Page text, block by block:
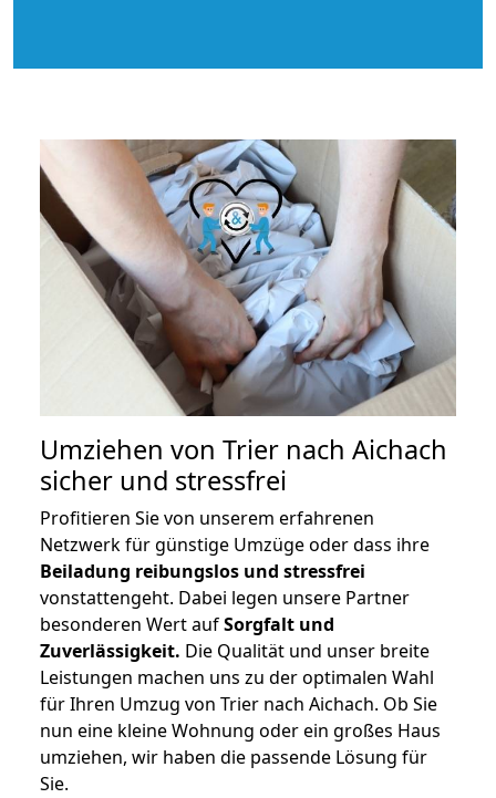
Umziehen von Trier nach Aichach
sicher und stressfrei
Profitieren Sie von unserem erfahrenen
Netzwerk für günstige Umzüge oder dass ihre
Beiladung reibungslos und stressfrei
vonstattengeht. Dabei legen unsere Partner
besonderen Wert aufSorgfalt und
Zuverlässigkeit. Die Qualität und unser breite
Leistungen machen uns zu der optimalen Wahl
für Ihren Umzug von Trier nach Aichach. Ob Sie
nun eine kleine Wohnung oder ein großes Haus
umziehen, wir haben die passende Lösung für
Sie.